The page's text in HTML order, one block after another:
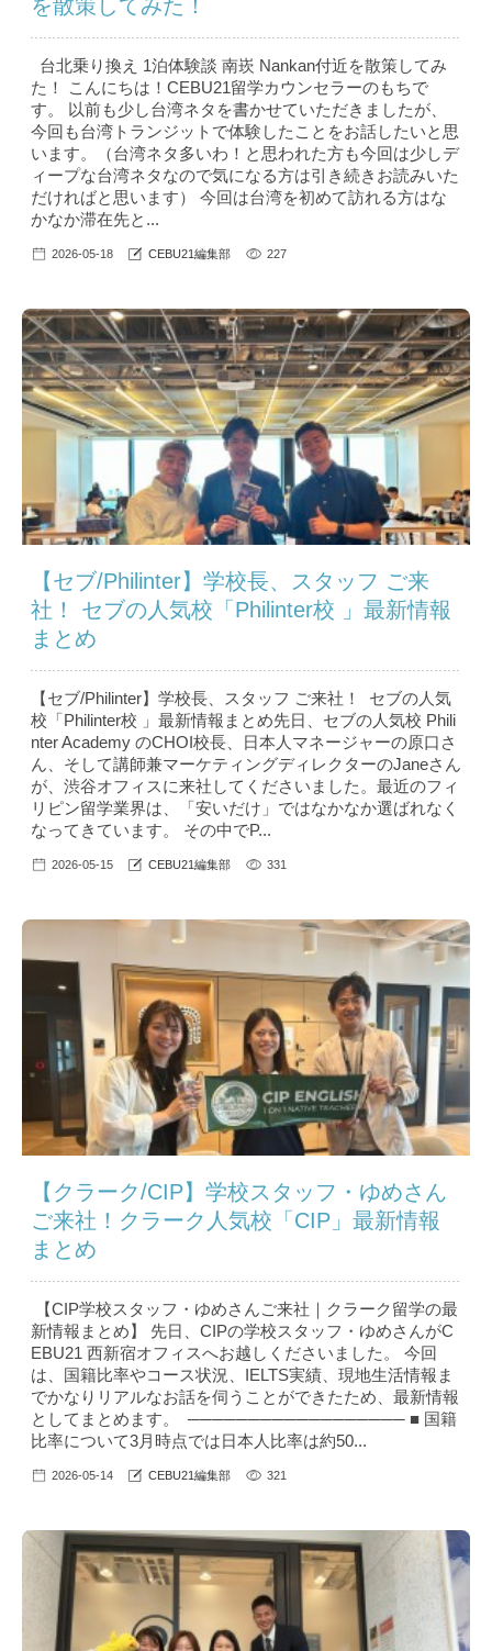
を散策してみた！
台北乗り換え 1泊体験談 南崁 Nankan付近を散策してみ
た！ こんにちは！CEBU21留学カウンセラーのもちで
す。 以前も少し台湾ネタを書かせていただきましたが、
今回も台湾トランジットで体験したことをお話したいと思
います。（台湾ネタ多いわ！と思われた方も今回は少しデ
ィープな台湾ネタなので気になる方は引き続きお読みいた
だければと思います） 今回は台湾を初めて訪れる方はな
かなか滞在先と...
2026-05-18 CEBU21編集部 227
【セブ/Philinter】学校長、スタッフ ご来
社！ セブの人気校「Philinter校 」最新情報
まとめ
【セブ/Philinter】学校長、スタッフ ご来社！ セブの人気
校「Philinter校 」最新情報まとめ先日、セブの人気校 Phili
nter Academy のCHOI校長、日本人マネージャーの原口さ
ん、そして講師兼マーケティングディレクターのJaneさん
が、渋谷オフィスに来社してくださいました。最近のフィ
リピン留学業界は、「安いだけ」ではなかなか選ばれなく
なってきています。 その中でP...
2026-05-15 CEBU21編集部 331
【クラーク/CIP】学校スタッフ・ゆめさん
ご来社！クラーク人気校「CIP」最新情報
まとめ
【CIP学校スタッフ・ゆめさんご来社｜クラーク留学の最
新情報まとめ】 先日、CIPの学校スタッフ・ゆめさんがC
EBU21 西新宿オフィスへお越しくださいました。 今回
は、国籍比率やコース状況、IELTS実績、現地生活情報ま
でかなりリアルなお話を伺うことができたため、最新情報
としてまとめます。 ────────────────── ■ 国籍
比率について3月時点では日本人比率は約50...
2026-05-14 CEBU21編集部 321